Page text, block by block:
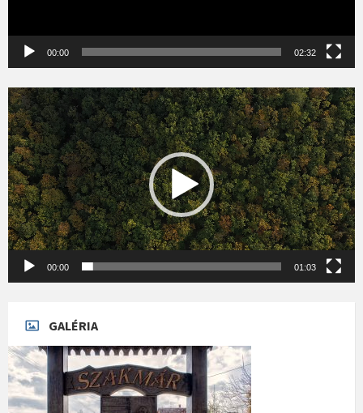
00:00 02:32
Videólejátszó
00:00 01:03
GALÉRIA